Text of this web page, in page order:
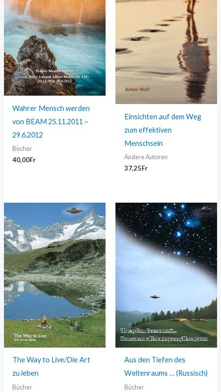
Wahrer Mensch werden
von BEAM 25.11.2011 –
29.6.2012
Bücher
40,00Fr
Einsichten auf dem Weg
zum effektiven
Menschsein
Andere Autoren
37,25Fr
The Way to Live/Die Art
zu leben
Bücher
Aus den Tiefen des
Weltenraums … (Russisch)
Bücher